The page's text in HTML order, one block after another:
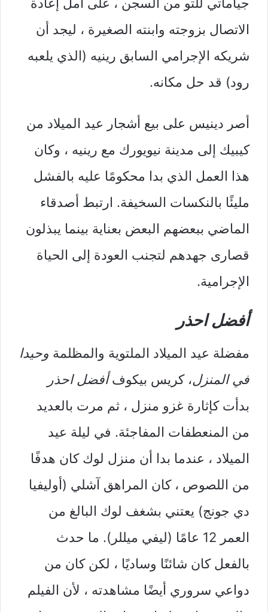
جياماتي للتو من السجن ، على أمل إعادة
الاتصال بزوجته وابنته الصغيرة ، ليجد أن
شريكه الإجرامي السابق رينيه (الذي يلعبه
رود) قد حل مكانه.
أصر دينيس على بيع أشجار عيد الميلاد من
كيبيك إلى مدينة نيويورك مع رينيه ، وكان
هذا العمل الذي بدا محكومًا عليه بالفشل
مليئًا بالنكسات السخيفة. ارتبط أصدقاء
الماضي ببعضهم البعض بعناية بينما يبذلون
قصارى جهدهم لتجنب العودة إلى الحياة
الإجرامية.
أفضل احذر
مفضلة عيد الميلاد الملتوية والمظلمة وحيدا
في المنزل، كريس بيكوفأفضل احذر
بدأت كإثارة غزو منزل ، ثم مرت بالعديد
من المنعطفات المفاجئة. في ليلة عيد
الميلاد ، عندما بدا أن منزل لوك كان هدفًا
من اللصوص ، كان المراهق آشلي (أوليفيا
دي جونج) يعتني بشغف لوك البالغ من
العمر 12 عامًا (ليفي ميللر). ما حدث
بالفعل كان شائنًا وساديًا ، لكن كان من
دواعي سروري أيضًا مشاهدته ، لأن الفيلم